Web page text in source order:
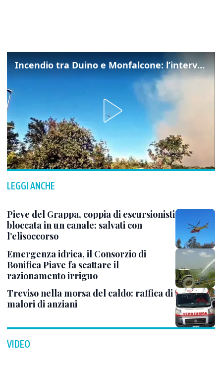
Incendio tra Duino e Monfalcone: l’intervento dei vigili del fuoco
LEGGI ANCHE
Pieve del Grappa, coppia di escursionisti
bloccata in un canale: salvati con
l’elisoccorso
Emergenza idrica, il Consorzio di
Bonifica Piave fa scattare il
razionamento irriguo
Treviso nella morsa del caldo: raffica di
malori di anziani
VIDEO